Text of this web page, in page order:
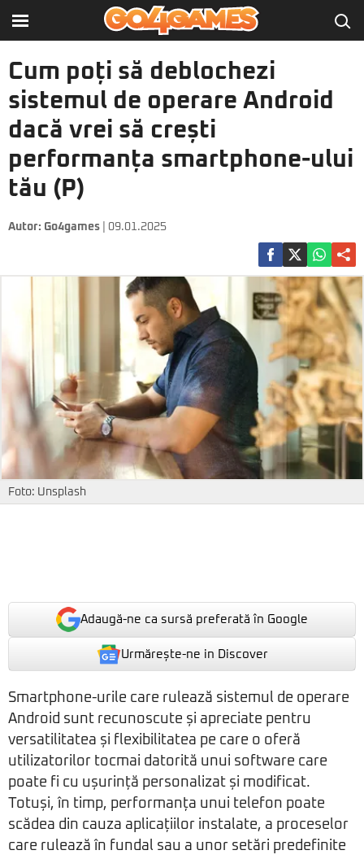
Cum poți să deblochezi
sistemul de operare Android
dacă vrei să crești
performanța smartphone-ului
tău (P)
Autor: Go4games | 09.01.2025
Foto: Unsplash
Adaugă-ne ca sursă preferată în Google
Urmărește-ne in Discover
Smartphone-urile care rulează sistemul de operare
Android sunt recunoscute și apreciate pentru
versatilitatea și flexibilitatea pe care o oferă
utilizatorilor tocmai datorită unui software care
poate fi cu ușurință personalizat și modificat.
Totuși, în timp, performanța unui telefon poate
scădea din cauza aplicațiilor instalate, a proceselor
care rulează în fundal sau a unor setări predefinite